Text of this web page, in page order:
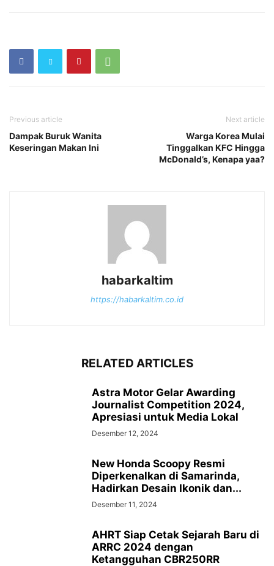
Previous article
Dampak Buruk Wanita
Keseringan Makan Ini
Next article
Warga Korea Mulai
Tinggalkan KFC Hingga
McDonald’s, Kenapa yaa?
habarkaltim
https://habarkaltim.co.id
RELATED ARTICLES
Astra Motor Gelar Awarding
Journalist Competition 2024,
Apresiasi untuk Media Lokal
Desember 12, 2024
New Honda Scoopy Resmi
Diperkenalkan di Samarinda,
Hadirkan Desain Ikonik dan...
Desember 11, 2024
AHRT Siap Cetak Sejarah Baru di
ARRC 2024 dengan
Ketangguhan CBR250RR